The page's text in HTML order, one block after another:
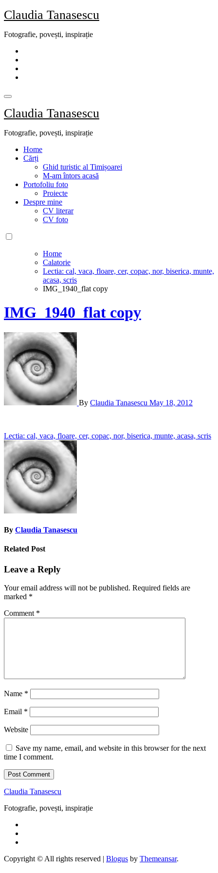
Skip
to
Claudia Tanasescu
Fotografie, povești, inspirație
Claudia Tanasescu
Fotografie, povești, inspirație
Home
Cărți
Ghid turistic al Timișoarei
M-am întors acasă
Portofoliu foto
Proiecte
Despre mine
CV literar
CV foto
Home
Calatorie
Lectia: cal, vaca, floare, cer, copac, nor, biserica, munte,
acasa, scris
IMG_1940_flat copy
IMG_1940_flat copy
By Claudia Tanasescu May 18, 2012
Post
navigation
Lectia: cal, vaca, floare, cer, copac, nor, biserica, munte, acasa, scris
By Claudia Tanasescu
Related Post
Leave a Reply
Your email address will not be published. Required fields are
marked *
Comment *
Name *
Email *
Website
Save my name, email, and website in this browser for the next
time I comment.
Claudia Tanasescu
Fotografie, povești, inspirație
Copyright © All rights reserved | Blogus by Themeansar.